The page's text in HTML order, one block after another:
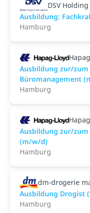
DSV
Ausbildung:
Hamburg
Ausbildung zur/
Büromanagement
Hamburg
Ausbildung zur/
(m/w/d)
Hamburg
dm-drogerie
Ausbildung Drogist
Hamburg